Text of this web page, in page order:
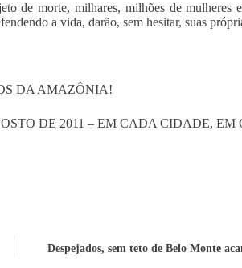
de morte, milhares, milhões de mulheres
a vida, darão, sem hesitar, suas
DA AMAZÔNIA!
DE 2011 – EM CADA CIDADE, EM
Despejados, sem teto de Belo Monte